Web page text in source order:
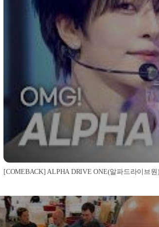
[COMEBACK] ALPHA DRIVE ONE(알파드라이브원